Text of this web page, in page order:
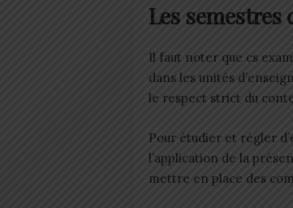
Les semestres
Il faut noter que cs
dans les unités
le respect strict du
Pour étudier et régler
l’application de la
mettre en place des